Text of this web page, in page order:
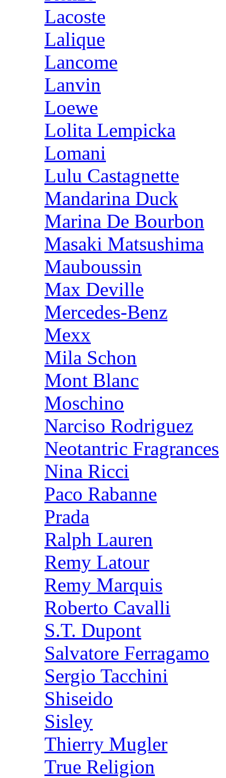
Lacoste
Lalique
Lancome
Lanvin
Loewe
Lolita Lempicka
Lomani
Lulu Castagnette
Mandarina Duck
Marina De Bourbon
Masaki Matsushima
Mauboussin
Max Deville
Mercedes-Benz
Mexx
Mila Schon
Mont Blanc
Moschino
Narciso Rodriguez
Neotantric Fragrances
Nina Ricci
Paco Rabanne
Prada
Ralph Lauren
Remy Latour
Remy Marquis
Roberto Cavalli
S.T. Dupont
Salvatore Ferragamo
Sergio Tacchini
Shiseido
Sisley
Thierry Mugler
True Religion